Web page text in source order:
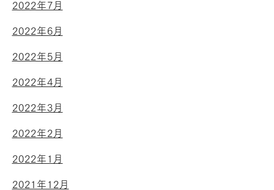
2022年7月
2022年6月
2022年5月
2022年4月
2022年3月
2022年2月
2022年1月
2021年12月